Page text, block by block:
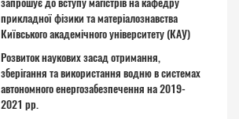
прикладної фізики та матеріалознавства
Київського академічного університету (КАУ)
Розвиток наукових засад отримання,
зберігання та використання водню в системах
автономного енергозабезпечення на 2019-
2021 рр.